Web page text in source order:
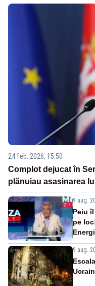
24 feb. 2026, 15:50
Complot dejucat în
plănuiau asasinarea
9 aug.
Peiu
pe
9 aug.